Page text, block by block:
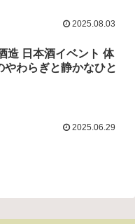
2025.08.03
造 日本酒イベント 体
やわらぎと静かなひと
2025.06.29